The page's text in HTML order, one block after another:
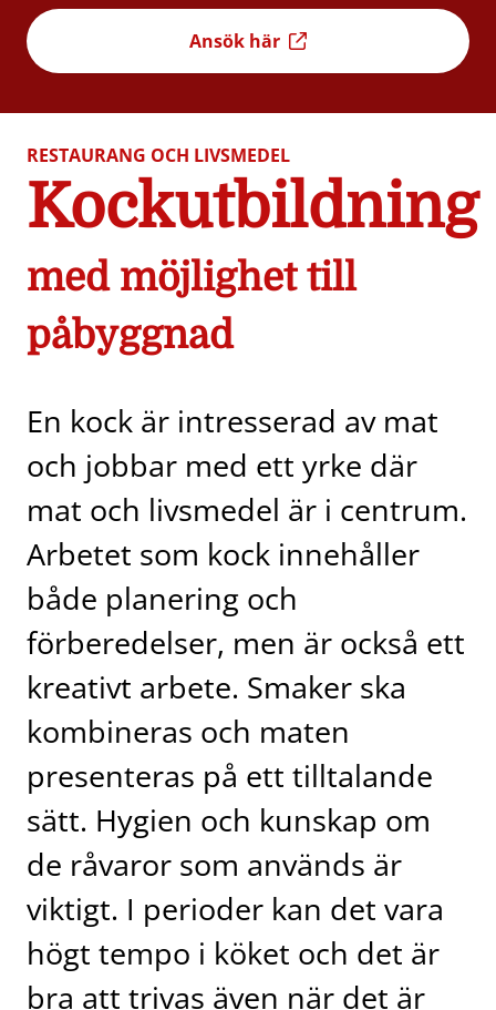
Ansök här
RESTAURANG OCH LIVSMEDEL
Kockutbildning
med möjlighet till
påbyggnad
En kock är intresserad av mat
och jobbar med ett yrke där
mat och livsmedel är i centrum.
Arbetet som kock innehåller
både planering och
förberedelser, men är också ett
kreativt arbete. Smaker ska
kombineras och maten
presenteras på ett tilltalande
sätt. Hygien och kunskap om
de råvaror som används är
viktigt. I perioder kan det vara
högt tempo i köket och det är
bra att trivas även när det är